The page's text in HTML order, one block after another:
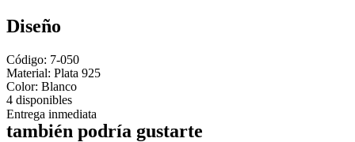
Diseño
Código: 7-050
Material: Plata 925
Color: Blanco
4 disponibles
Entrega inmediata
también podría gustarte